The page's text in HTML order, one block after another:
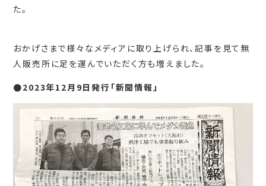
た。
おかげさまで様々なメディアに取り上げられ、記事を見て無
人販売所に足を運んでいただく方も増えました。
●2023年12月9日発行「新聞情報」